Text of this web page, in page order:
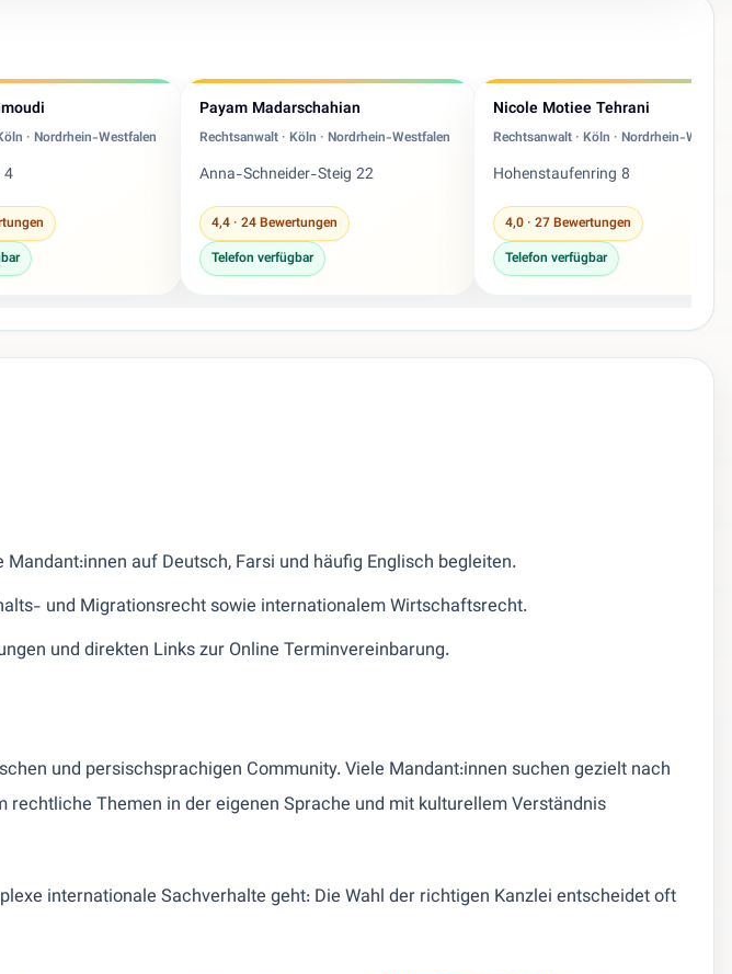
· Nordrhein-Westfalen
4
Payam Madarschahian
Rechtsanwalt · Köln · Nordrhein-Westfalen
Anna-Schneider-Steig 22
4,4 · 24 Bewertungen
Telefon verfügbar
Nicole Motiee Tehrani
Rechtsanwalt · Köln · Nordrhein-
Hohenstaufenring 8
4,0 · 27 Bewertungen
Telefon verfügbar
Mandant:innen auf Deutsch, Farsi und häufig Englisch begleiten.
und Migrationsrecht sowie internationalem Wirtschaftsrecht.
und direkten Links zur Online Terminvereinbarung.
und persischsprachigen Community. Viele Mandant:innen suchen gezielt nach
rechtliche Themen in der eigenen Sprache und mit kulturellem Verständnis
internationale Sachverhalte geht: Die Wahl der richtigen Kanzlei entscheidet oft